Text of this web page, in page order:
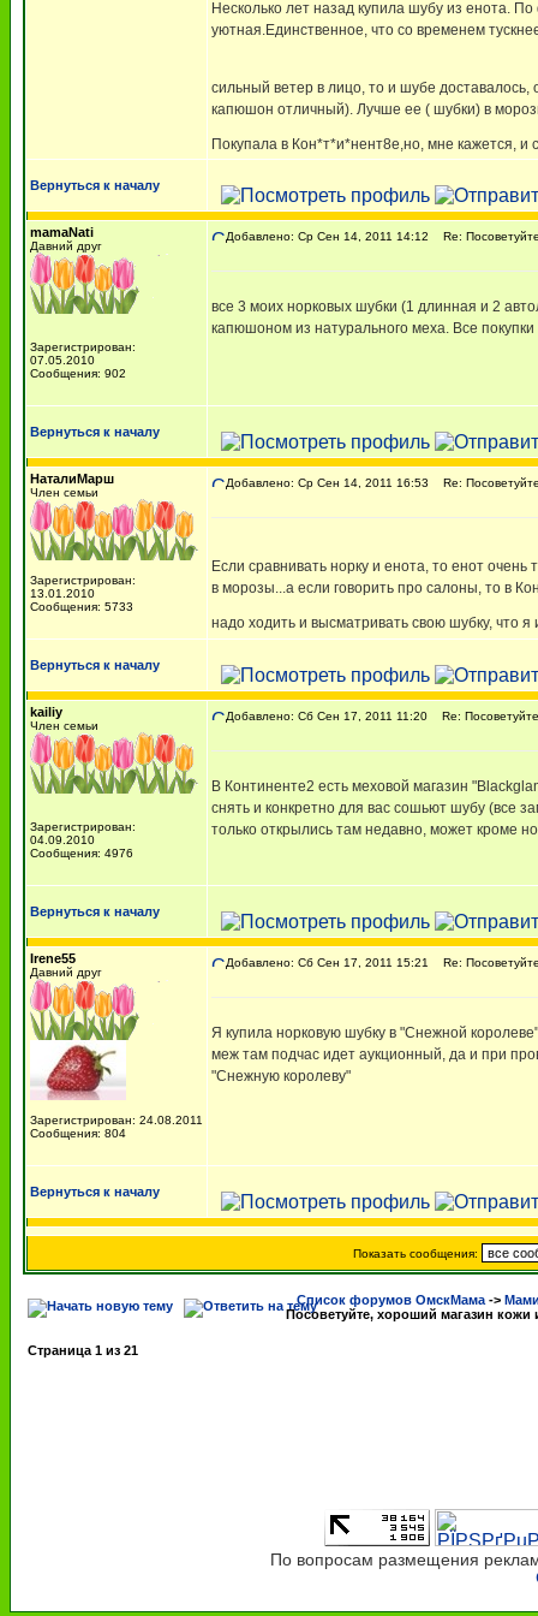
Несколько лет назад купила шубу из енота.
уютная.Единственное, что со временем
сильный ветер в лицо, то и шубе доставалось,
капюшон отличный). Лучше ее ( шубки) в
Покупала в Кон*т*и*нент8е,но, мне кажется,
Вернуться к началу
mamaNati
Давний друг
Зарегистрирован:
07.05.2010
Сообщения: 902
Добавлено: Ср Сен 14, 2011 14:12 Re:
все 3 моих норковых шубки (1 длинная и 2
капюшоном из натурального меха. Все
Вернуться к началу
НаталиМарш
Член семьи
Зарегистрирован:
13.01.2010
Сообщения: 5733
Добавлено: Ср Сен 14, 2011 16:53 Re:
Если сравнивать норку и енота, то енот очень
в морозы...а если говорить про салоны, то в
надо ходить и высматривать свою шубку, что
Вернуться к началу
kailiy
Член семьи
Зарегистрирован:
04.09.2010
Сообщения: 4976
Добавлено: Сб Сен 17, 2011 11:20 Re:
В Континенте2 есть меховой магазин
снять и конкретно для вас сошьют шубу (все
только открылись там недавно, может кроме
Вернуться к началу
Irene55
Давний друг
Зарегистрирован: 24.08.2011
Сообщения: 804
Добавлено: Сб Сен 17, 2011 15:21 Re:
Я купила норковую шубку в "Снежной
меж там подчас идет аукционный, да и при
"Снежную королеву"
Вернуться к началу
Показать сообщения:
Список форумов ОмскМама ->
Посоветуйте, хороший магазин кожи
Страница 1 из 21
По вопросам размещения